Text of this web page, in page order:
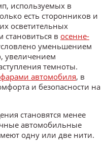
используемых в
есть сторонников и
осветительных
в осенне-
уменьшением
увеличением
темноты.
фарами автомобиля, в
и безопасности на
становятся менее
автомобильные
одну или две нити.